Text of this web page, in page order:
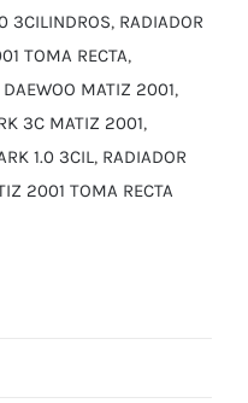
3CILINDROS, RADIADOR
TOMA RECTA,
DAEWOO MATIZ 2001,
3C MATIZ 2001,
1.0 3CIL, RADIADOR
2001 TOMA RECTA